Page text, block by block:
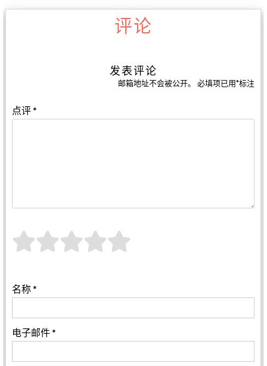
评论
发表评论
邮箱地址不会被公开。 必填项已用*标注
点评*
名称*
电子邮件*